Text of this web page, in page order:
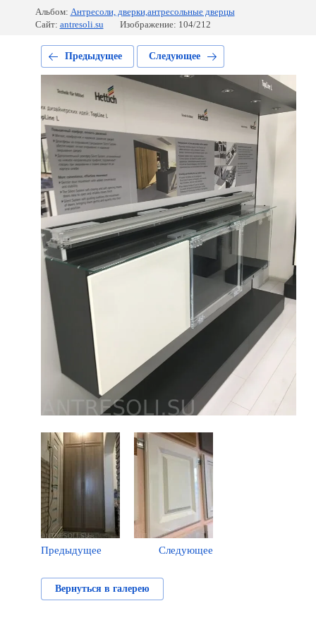
Альбом: Антресоли, дверки,антресольные дверцы
Сайт: antresoli.su Изображение: 104/212
Предыдущее Следующее
Предыдущее Следующее
Вернуться в галерею